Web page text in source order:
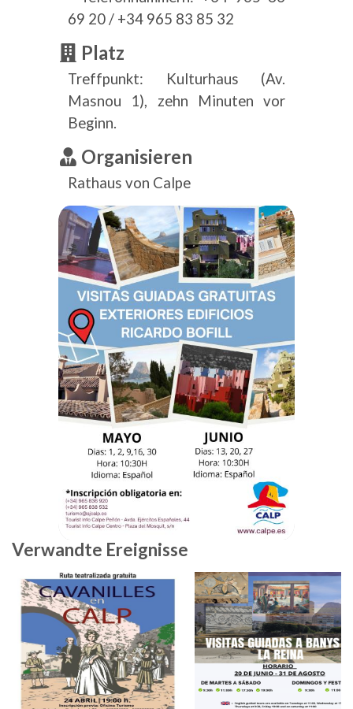
69 20 / +34 965 83 85 32
Platz
Treffpunkt: Kulturhaus (Av.
Masnou 1), zehn Minuten vor
Beginn.
Organisieren
Rathaus von Calpe
Verwandte Ereignisse